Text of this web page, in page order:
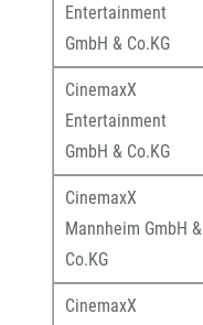
Entertainment
GmbH & Co.KG
CinemaxX
Entertainment
GmbH & Co.KG
CinemaxX
Mannheim GmbH &
Co.KG
CinemaxX